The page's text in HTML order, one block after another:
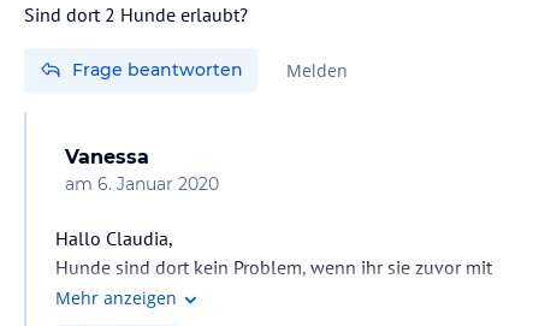
Sind dort 2 Hunde erlaubt?
Frage beantworten Melden
Vanessa
am 6. Januar 2020
Hallo Claudia,
Hunde sind dort kein Problem, wenn ihr sie zuvor mit
ankündigt.
Mehr anzeigen